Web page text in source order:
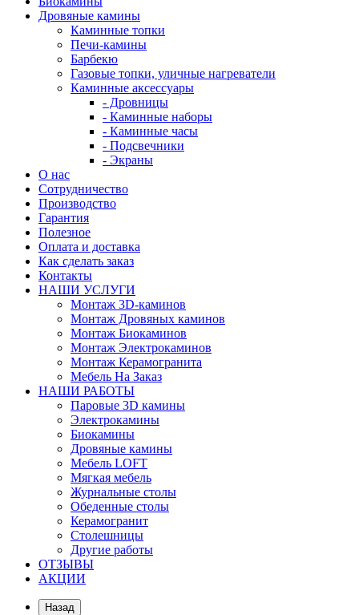
Дровяные камины
Каминные топки
Печи-камины
Барбекю
Газовые топки, уличные нагреватели
Каминные аксессуары
- Дровницы
- Каминные наборы
- Каминные часы
- Подсвечники
- Экраны
О нас
Сотрудничество
Производство
Гарантия
Полезное
Оплата и доставка
Как сделать заказ
Контакты
НАШИ УСЛУГИ
Монтаж 3D-каминов
Монтаж Дровяных каминов
Монтаж Биокаминов
Монтаж Электрокаминов
Монтаж Керамогранита
Мебель На Заказ
НАШИ РАБОТЫ
Паровые 3D камины
Электрокамины
Биокамины
Дровяные камины
Мебель LOFT
Мягкая мебель
Журнальные столы
Обеденные столы
Керамогранит
Столешницы
Другие работы
ОТЗЫВЫ
АКЦИИ
Назад